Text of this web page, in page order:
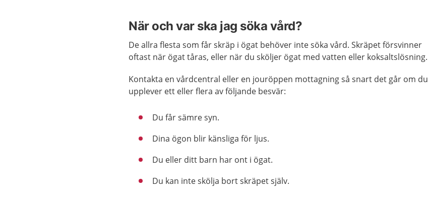
När och var ska jag söka vård?
De allra flesta som får skräp i ögat behöver inte söka vård. Skräpet försvinner
oftast när ögat tåras, eller när du sköljer ögat med vatten eller koksaltslösning.
Kontakta en vårdcentral eller en jouröppen mottagning så snart det går om du
upplever ett eller flera av följande besvär:
Du får sämre syn.
Dina ögon blir känsliga för ljus.
Du eller ditt barn har ont i ögat.
Du kan inte skölja bort skräpet själv.